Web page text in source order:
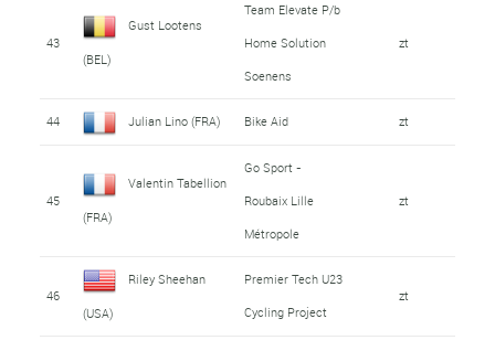
43
Gust Lootens
(BEL)
Team Elevate P/b
Home Solution
Soenens
zt
44 Julian Lino (FRA) Bike Aid zt
45
Valentin Tabellion
(FRA)
Go Sport -
Roubaix Lille
Métropole
zt
46
Riley Sheehan
(USA)
Premier Tech U23
Cycling Project
zt